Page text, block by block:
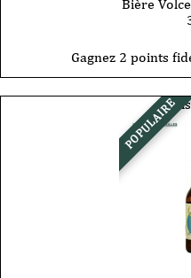
Bière
Gagnez 2 points
POPULAIRE